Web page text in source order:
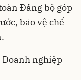
Đảng bộ góp
bảo vệ chế
nghiệp